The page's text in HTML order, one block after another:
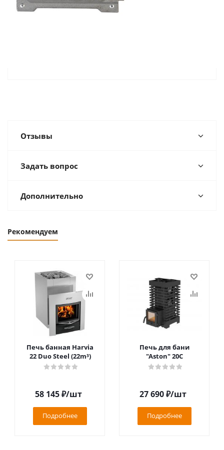
Отзывы
Задать вопрос
Дополнительно
Рекомендуем
Печь банная Harvia
22 Duo Steel (22m³)
58 145₽/шт
Подробнее
Печь для бани
"Aston" 20С
27 690₽/шт
Подробнее